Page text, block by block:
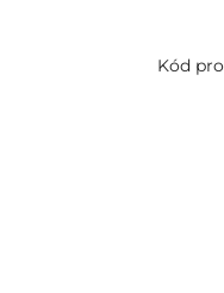
Kód